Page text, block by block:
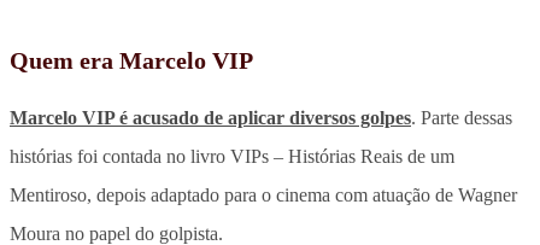
Quem era Marcelo VIP
Marcelo VIP é acusado de aplicar diversos golpes. Parte dessas
histórias foi contada no livro VIPs – Histórias Reais de um
Mentiroso, depois adaptado para o cinema com atuação de Wagner
Moura no papel do golpista.